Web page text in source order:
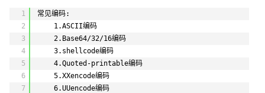
1
2
3
4
5
6
7
常见编码:
1.ASCII编码
2.Base64/32/16编码
3.shellcode编码
4.Quoted-printable编码
5.XXencode编码
6.UUencode编码
❄